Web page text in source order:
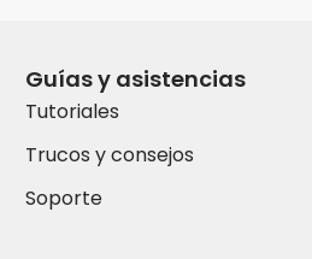
Guías y asistencias
Tutoriales
Trucos y consejos
Soporte